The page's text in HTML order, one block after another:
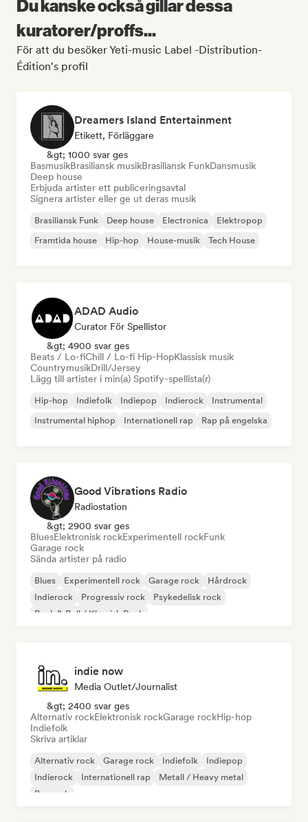
Du kanske också gillar dessa
kuratorer/proffs...
För att du besöker Yeti-music Label -Distribution-
Édition's profil
Dreamers Island Entertainment
Etikett, Förläggare
&gt; 1000 svar ges
BasmusikBrasiliansk musikBrasiliansk FunkDansmusik
Deep house
Erbjuda artister ett publiceringsavtal
Signera artister eller ge ut deras musik
Brasiliansk Funk Deep house Electronica
Elektropop
Framtida house
Hip-hop House-musik Tech House
ADAD Audio
Curator För Spellistor
&gt; 4900 svar ges
Beats / Lo-fiChill / Lo-fi Hip-HopKlassisk musik
CountrymusikDrill/Jersey
Lägg till artister i min(a) Spotify-spellista(r)
Hip-hop Indiefolk Indiepop Indierock
Instrumental
Instrumental hiphop
Internationell rap Rap på engelska
Good Vibrations Radio
Radiostation
&gt; 2900 svar ges
BluesElektronisk rockExperimentell rockFunk
Garage rock
Sända artister på radio
Blues Experimentell rock Garage rock
Hårdrock
Indierock
Progressiv rock
Psykedelisk rock
Rock & Roll / Klassisk Rock
indie now
Media Outlet/Journalist
&gt; 2400 svar ges
Alternativ rockElektronisk rockGarage rockHip-hop
Indiefolk
Skriva artiklar
Alternativ rock Garage rock Indiefolk
Indiepop
Indierock
Internationell rap
Metall / Heavy metal
Poprock